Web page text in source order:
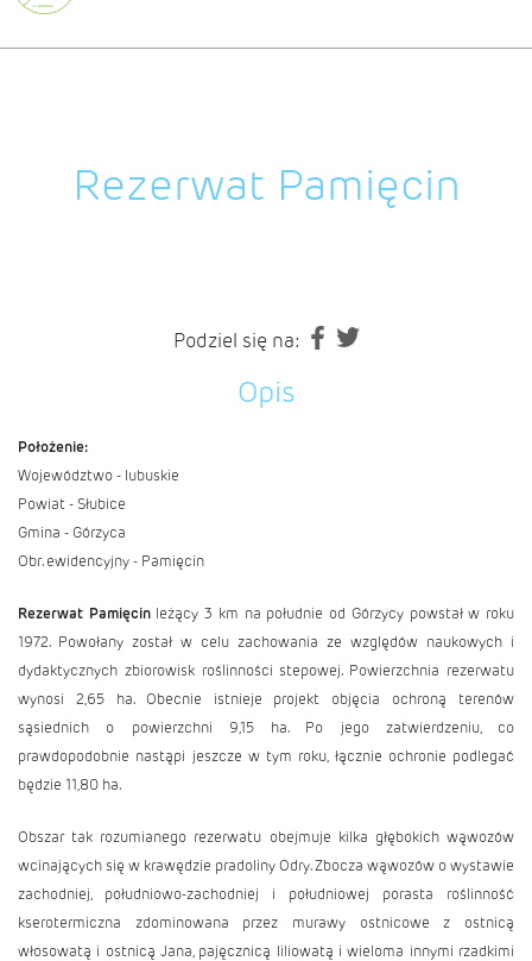
Rezerwat Pamięcin
Podziel się na:
Opis
Położenie:
Województwo - lubuskie
Powiat - Słubice
Gmina - Górzyca
Obr. ewidencyjny - Pamięcin
Rezerwat Pamięcinleżący 3 km na południe od Górzycy powstał w roku
1972. Powołany został w celu zachowania ze względów naukowych i
dydaktycznych zbiorowisk roślinności stepowej. Powierzchnia rezerwatu
wynosi 2,65 ha. Obecnie istnieje projekt objęcia ochroną terenów
sąsiednich o powierzchni 9,15 ha. Po jego zatwierdzeniu, co
prawdopodobnie nastąpi jeszcze w tym roku, łącznie ochronie podlegać
będzie 11,80 ha.
Obszar tak rozumianego rezerwatu obejmuje kilka głębokich wąwozów
wcinających się w krawędzie pradoliny Odry. Zbocza wąwozów o wystawie
zachodniej, południowo-zachodniej i południowej porasta roślinność
kserotermiczna zdominowana przez murawy ostnicowe z ostnicą
włosowatą i ostnicą Jana, pajęcznicą liliowatą i wieloma innymi rzadkimi